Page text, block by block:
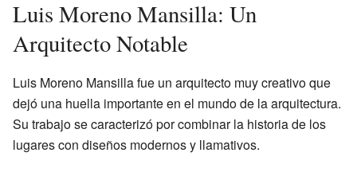
Luis Moreno Mansilla: Un
Arquitecto Notable
Luis Moreno Mansilla fue un arquitecto muy creativo que
dejó una huella importante en el mundo de la arquitectura.
Su trabajo se caracterizó por combinar la historia de los
lugares con diseños modernos y llamativos.